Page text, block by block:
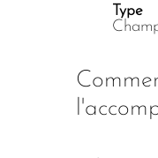
Type